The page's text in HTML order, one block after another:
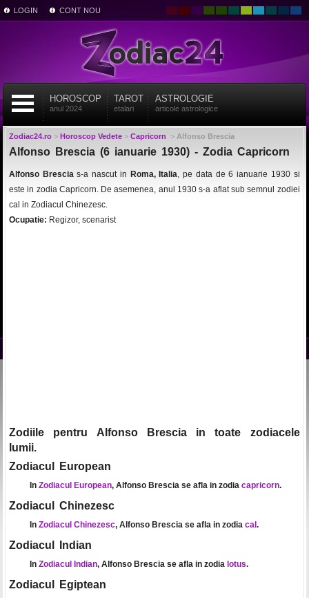
LOGIN CONT NOU
HOROSCOP
anul 2024
TAROT
etalari
ASTROLOGIE
articole astrologice
Zodiac24.ro> Horoscop Vedete> Capricorn > Alfonso Brescia
Alfonso Brescia (6 ianuarie 1930) - Zodia Capricorn
Alfonso Brescias-a nascut in Roma, Italia, pe data de 6 ianuarie 1930 si
este in zodia Capricorn. De asemenea, anul 1930 s-a aflat sub semnul zodiei
cal in Zodiacul Chinezesc.
Ocupatie: Regizor, scenarist
Zodiile pentru Alfonso Brescia in toate zodiacele
lumii.
Zodiacul European
In Zodiacul European, Alfonso Brescia se afla in zodia capricorn.
Zodiacul Chinezesc
In Zodiacul Chinezesc, Alfonso Brescia se afla in zodia cal .
Zodiacul Indian
In Zodiacul Indian, Alfonso Brescia se afla in zodia lotus.
Zodiacul Egiptean